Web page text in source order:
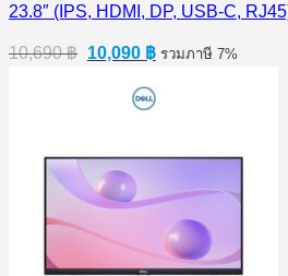
23.8″ (IPS, HDMI, DP, USB-C,
10,690฿ Original
price
10,690 ฿.
10,090 ฿Current
price
10,090 ฿.
รวมภาษี 7%